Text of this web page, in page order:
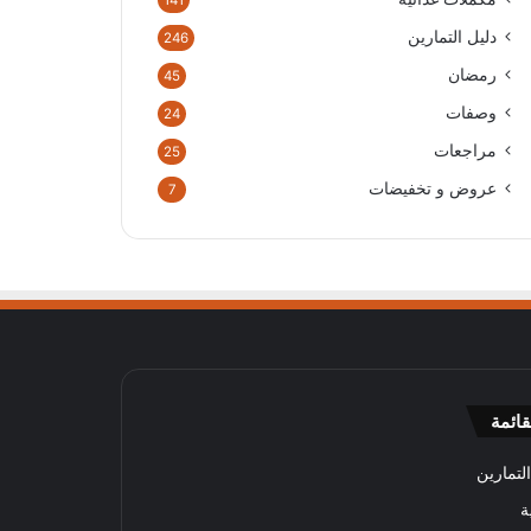
دليل التمارين 246
رمضان 45
وصفات 24
مراجعات 25
عروض و تخفيضات 7